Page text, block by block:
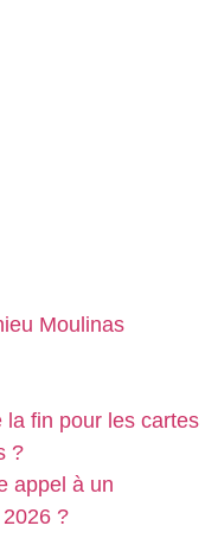
Moulinas
la fin pour les cartes
?
appel à un
?